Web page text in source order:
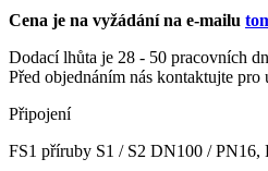
Cena je na vyžádání na e-mailu
Dodací lhůta je 28 - 50 pracovních
Před objednáním nás kontaktujte pro
Připojení
FS1 příruby S1 / S2 DN100 /